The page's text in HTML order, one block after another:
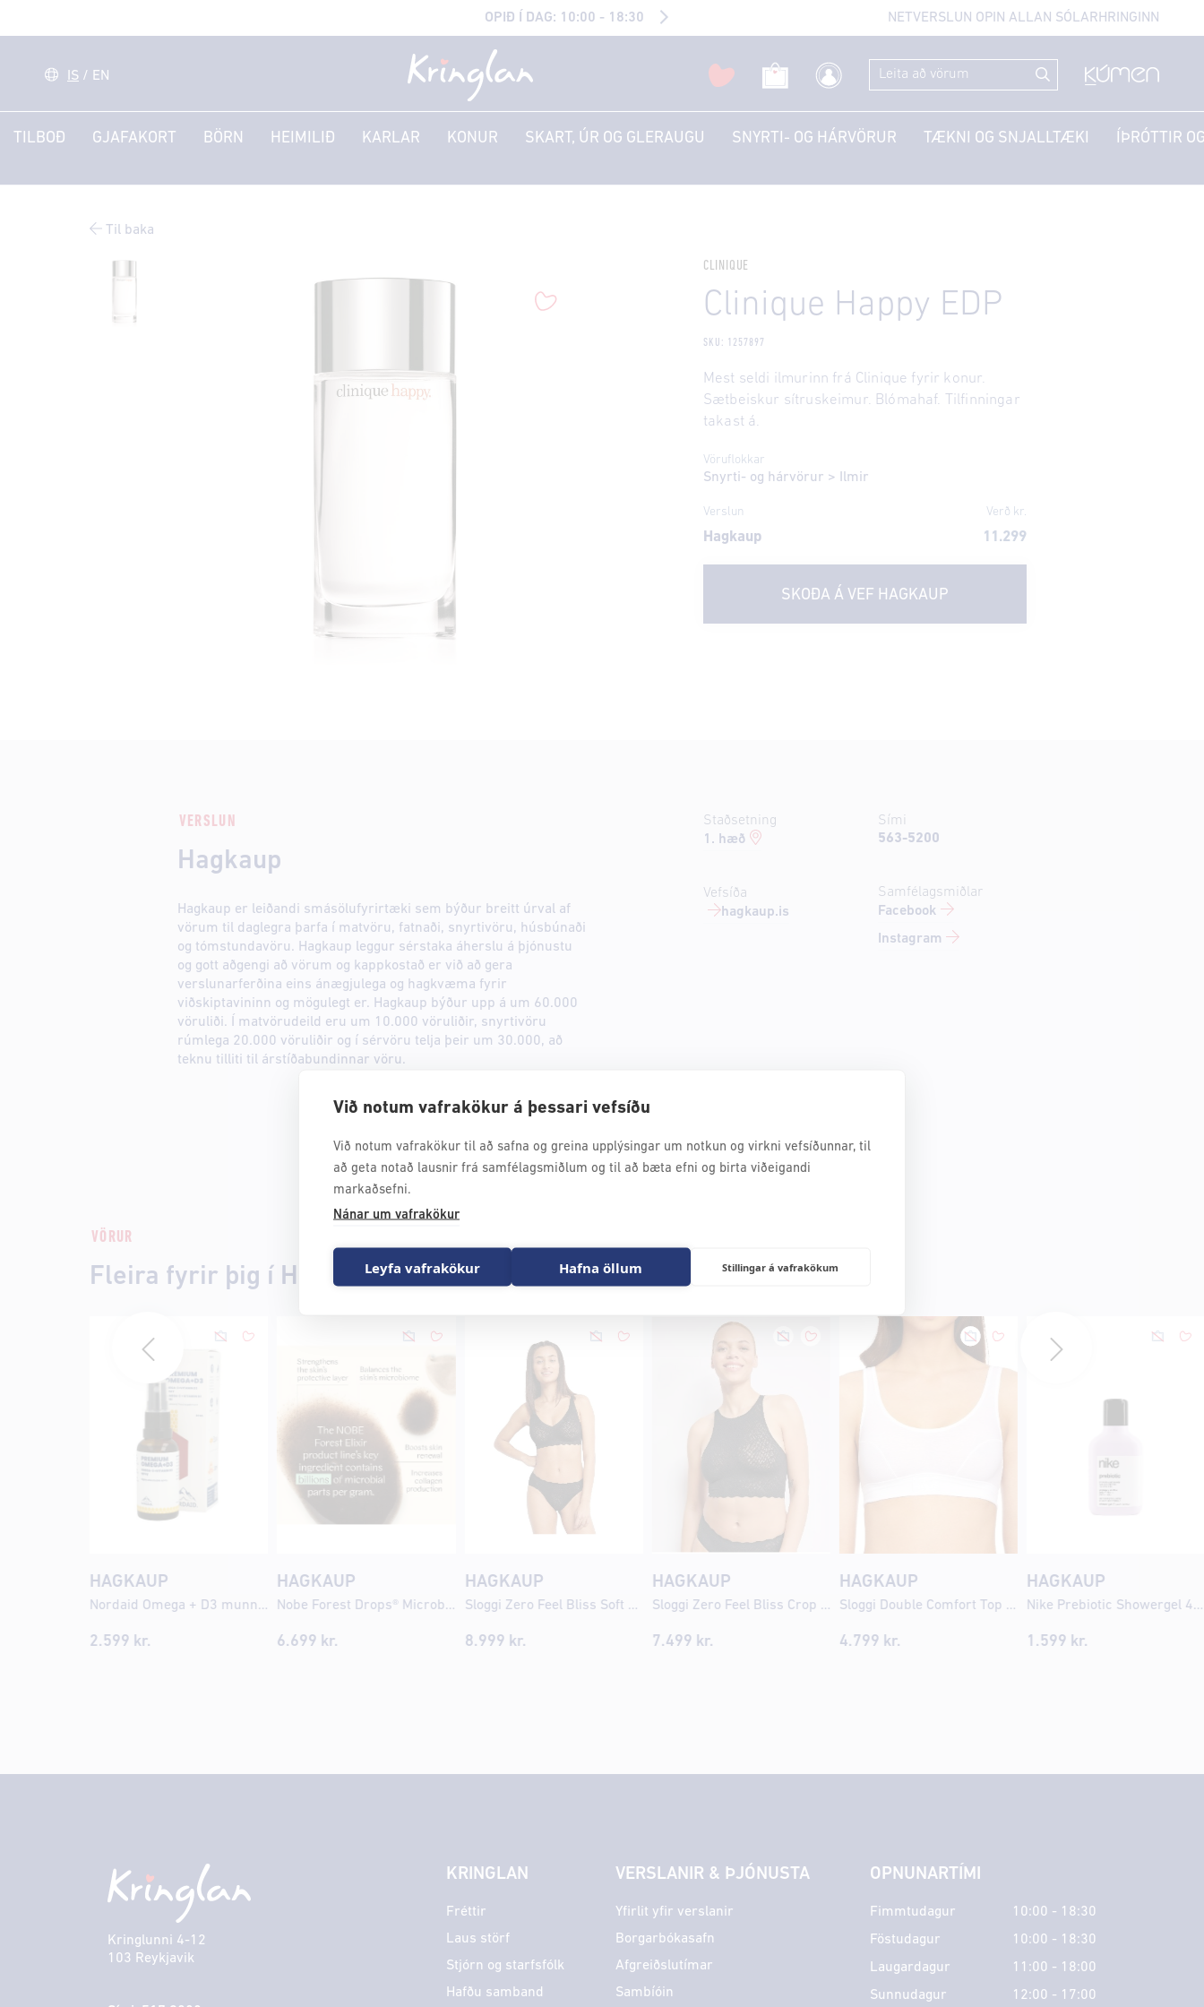
Við notum vafrakökur á þessari vefsíðu
Við notum vafrakökur til að safna og greina upplýsingar um notkun og virkni vefsíðunnar, til
að geta notað lausnir frá samfélagsmiðlum og til að bæta efni og birta viðeigandi
markaðsefni.
Nánar um vafrakökur
Leyfa vafrakökur Hafna öllum Stillingar á vafrakökum
OPIÐ Í DAG: 10:00 - 18:30 NETVERSLUN OPIN ALLAN SÓLARHRINGINN
IS / EN
TILBOÐ GJAFAKORT BÖRN HEIMILIÐ KARLAR KONUR SKART, ÚR OG GLERAUGU SNYRTI- OG HÁRVÖRUR TÆKNI OG SNJALLTÆKI ÍÞRÓTTIR
Til baka
CLINIQUE
Clinique Happy EDP
SKU: 1257897
Mest seldi ilmurinn frá Clinique fyrir konur.
Sætbeiskur sítruskeimur. Blómahaf. Tilfinningar
takast á.
Vöruflokkar
Snyrti- og hárvörur > Ilmir
Verslun Verð kr.
Hagkaup 11.299
SKOÐA Á VEF HAGKAUP
VERSLUN
Hagkaup
Hagkaup er leiðandi smásölufyrirtæki sem býður breitt úrval af
vörum til daglegra þarfa í matvöru, fatnaði, snyrtivöru, húsbúnaði
og tómstundavöru. Hagkaup leggur sérstaka áherslu á þjónustu
og gott aðgengi að vörum og kappkostað er við að gera
verslunarferðina eins ánægjulega og hagkvæma fyrir
viðskiptavininn og mögulegt er. Hagkaup býður upp á um 60.000
vöruliði. Í matvörudeild eru um 10.000 vöruliðir, snyrtivöru
rúmlega 20.000 vöruliðir og í sérvöru telja þeir um 30.000, að
teknu tilliti til árstíðabundinnar vöru.
Staðsetning
1. hæð
Vefsíða
hagkaup.is
Sími
563-5200
Samfélagsmiðlar
Facebook
Instagram
VÖRUR
Fleira fyrir þig í Hagkaup
HAGKAUP
Nordaid Omega + D3 munnúði 40 dagskammtar
2.599 kr.
HAGKAUP
Nobe Forest Drops® Microbiome Booster 30ml
6.699 kr.
HAGKAUP
Sloggi Zero Feel Bliss Soft Bra Svart
8.999 kr.
HAGKAUP
Sloggi Zero Feel Bliss Crop Top Svart
7.499 kr.
HAGKAUP
Sloggi Double Comfort Top hvítur
4.799 kr.
HAGKAUP
Nike Prebiotic Showergel 400ml
1.599 kr.
Kringlunni 4-12
103 Reykjavik
KRINGLAN
Fréttir
Laus störf
Stjórn og starfsfólk
Hafðu samband
VERSLANIR & ÞJÓNUSTA
Yfirlit yfir verslanir
Borgarbókasafn
Afgreiðslutímar
Sambíóin
OPNUNARTÍMI
Fimmtudagur
10:00 - 18:30
Föstudagur
10:00 - 18:30
Laugardagur
11:00 - 18:00
Sunnudagur
12:00 - 17:00